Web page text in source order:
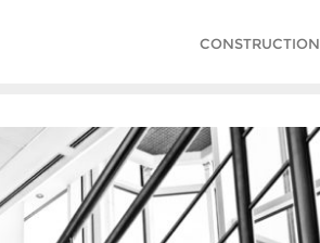
CONSTRUCTION